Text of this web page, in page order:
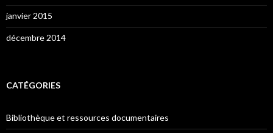
janvier 2015
décembre 2014
CATÉGORIES
Bibliothèque et ressources documentaires